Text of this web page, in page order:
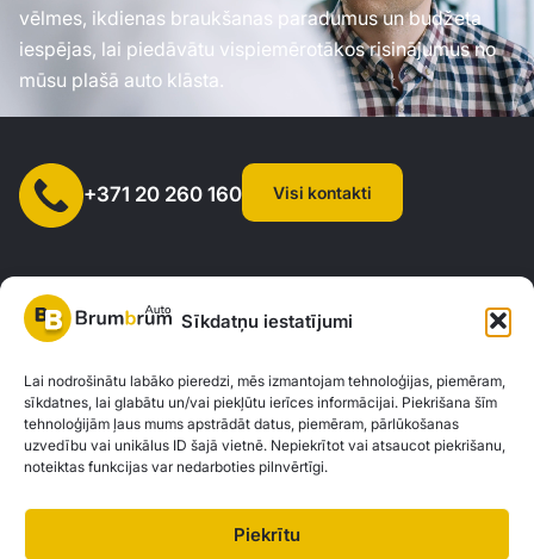
Sīkdatņu iestatījumi
Lai nodrošinātu labāko pieredzi, mēs izmantojam tehnoloģijas, piemēram,
sīkdatnes, lai glabātu un/vai piekļūtu ierīces informācijai. Piekrišana šīm
tehnoloģijām ļaus mums apstrādāt datus, piemēram, pārlūkošanas
uzvedību vai unikālus ID šajā vietnē. Nepiekrītot vai atsaucot piekrišanu,
noteiktas funkcijas var nedarboties pilnvērtīgi.
Piekrītu
vēlmes, ikdienas braukšanas paradumus un budžeta
iespējas, lai piedāvātu vispiemērotākos risinājumus no
mūsu plašā auto klāsta.
+371 20 260 160 Visi kontakti
SIA "AUTOCLICK", Reģ. Nr. 40203371960, Adrese: Mazjumpravas
iela 77, Rīga, LV-1063 |20260160
Privātuma politikaKontakti
Brum Brum Auto nav finanšu iestāde, bet sadarbojas ar vairākām bankām un